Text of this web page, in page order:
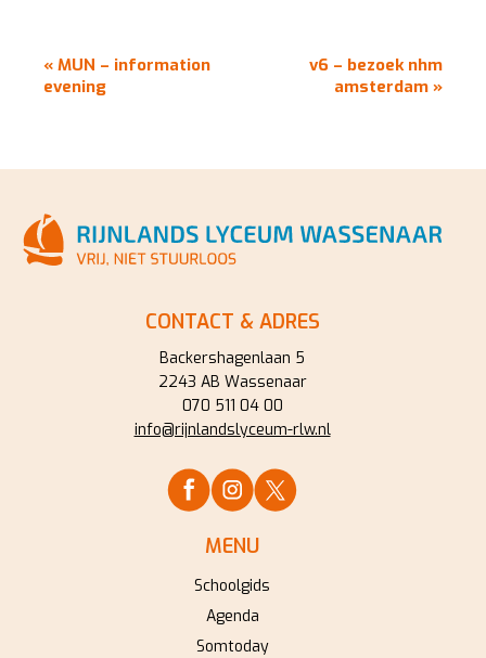
EVENEMENT
NAVIGATIE
« MUN – information
evening
v6 – bezoek nhm
amsterdam »
CONTACT & ADRES
Backershagenlaan 5
2243 AB Wassenaar
070 511 04 00
info@rijnlandslyceum-rlw.nl
MENU
Schoolgids
Agenda
Somtoday